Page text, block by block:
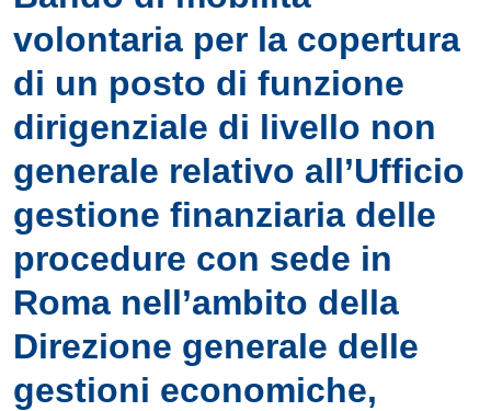
volontaria per la copertura
di un posto di funzione
dirigenziale di livello non
generale relativo all’Ufficio
gestione finanziaria delle
procedure con sede in
Roma nell’ambito della
Direzione generale delle
gestioni economiche,